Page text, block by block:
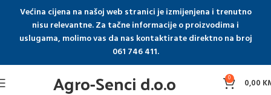
Većina cijena na našoj web stranici je izmijenjena i trenutno
nisu relevantne. Za tačne informacije o proizvodima i
uslugama, molimo vas da nas kontaktirate direktno na broj
061 746 411.
Agro-Senci d.o.o 0 0,00